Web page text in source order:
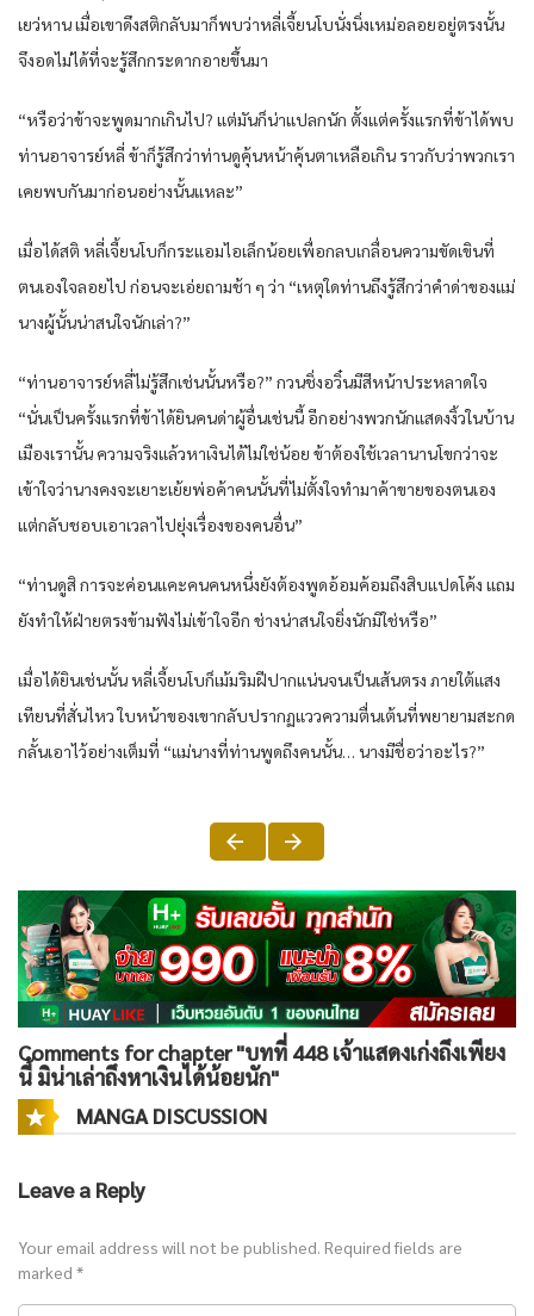
เยว่หาน เมื่อเขาดึงสติกลับมาก็พบว่าหลี่เจี้ยนโบนั่งนิ่งเหม่อลอยอยู่ตรงนั้น
จึงอดไม่ได้ที่จะรู้สึกกระดากอายขึ้นมา
“หรือว่าข้าจะพูดมากเกินไป? แต่มันก็น่าแปลกนัก ตั้งแต่ครั้งแรกที่ข้าได้พบ
ท่านอาจารย์หลี่ ข้าก็รู้สึกว่าท่านดูคุ้นหน้าคุ้นตาเหลือเกิน ราวกับว่าพวกเรา
เคยพบกันมาก่อนอย่างนั้นแหละ”
เมื่อได้สติ หลี่เจี้ยนโบก็กระแอมไอเล็กน้อยเพื่อกลบเกลื่อนความขัดเขินที่
ตนเองใจลอยไป ก่อนจะเอ่ยถามช้า ๆ ว่า “เหตุใดท่านถึงรู้สึกว่าคำด่าของแม่
นางผู้นั้นน่าสนใจนักเล่า?”
“ท่านอาจารย์หลี่ไม่รู้สึกเช่นนั้นหรือ?” กวนชิ่งอวิ๋นมีสีหน้าประหลาดใจ
“นั่นเป็นครั้งแรกที่ข้าได้ยินคนด่าผู้อื่นเช่นนี้ อีกอย่างพวกนักแสดงงิ้วในบ้าน
เมืองเรานั้น ความจริงแล้วหาเงินได้ไม่ใช่น้อย ข้าต้องใช้เวลานานโขกว่าจะ
เข้าใจว่านางคงจะเยาะเย้ยพ่อค้าคนนั้นที่ไม่ตั้งใจทำมาค้าขายของตนเอง
แต่กลับชอบเอาเวลาไปยุ่งเรื่องของคนอื่น”
“ท่านดูสิ การจะค่อนแคะคนคนหนึ่งยังต้องพูดอ้อมค้อมถึงสิบแปดโค้ง แถม
ยังทำให้ฝ่ายตรงข้ามฟังไม่เข้าใจอีก ช่างน่าสนใจยิ่งนักมิใช่หรือ”
เมื่อได้ยินเช่นนั้น หลี่เจี้ยนโบก็เม้มริมฝีปากแน่นจนเป็นเส้นตรง ภายใต้แสง
เทียนที่สั่นไหว ใบหน้าของเขากลับปรากฏแววความตื่นเต้นที่พยายามสะกด
กลั้นเอาไว้อย่างเต็มที่ “แม่นางที่ท่านพูดถึงคนนั้น… นางมีชื่อว่าอะไร?”
Comments for chapter "บทที่ 448 เจ้าแสดงเก่งถึงเพียง
นี้ มิน่าเล่าถึงหาเงินได้น้อยนัก"
MANGA DISCUSSION
Leave a Reply
Your email address will not be published. Required fields are
marked *